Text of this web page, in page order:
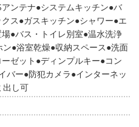
アンテナ システムキッチン バ
ス ガスキッチン シャワー エ
バス・トイレ別室 温水洗浄
ン 浴室乾燥 収納スペース 洗面
ゼット ディンプルキー コン
バー 防犯カメラ インターネッ
出し可